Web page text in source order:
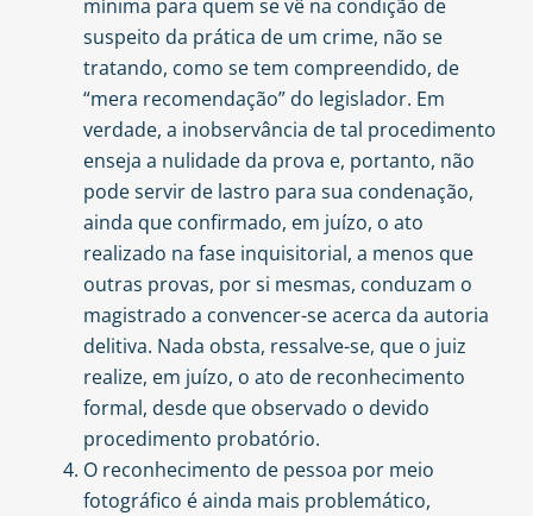
mínima para quem se vê na condição de
suspeito da prática de um crime, não se
tratando, como se tem compreendido, de
“mera recomendação” do legislador. Em
verdade, a inobservância de tal procedimento
enseja a nulidade da prova e, portanto, não
pode servir de lastro para sua condenação,
ainda que confirmado, em juízo, o ato
realizado na fase inquisitorial, a menos que
outras provas, por si mesmas, conduzam o
magistrado a convencer-se acerca da autoria
delitiva. Nada obsta, ressalve-se, que o juiz
realize, em juízo, o ato de reconhecimento
formal, desde que observado o devido
procedimento probatório.
O reconhecimento de pessoa por meio
fotográfico é ainda mais problemático,